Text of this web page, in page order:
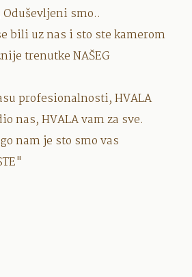
smo..
bili uz nas i sto ste kamerom
trenutke NAŠEG
profesionalnosti, HVALA
nas, HVALA vam za sve.
nam je sto smo vas